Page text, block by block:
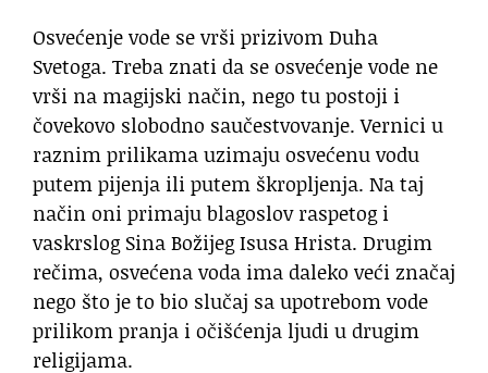
Osvećenje vode se vrši prizivom Duha
Svetoga. Treba znati da se osvećenje vode ne
vrši na magijski način, nego tu postoji i
čovekovo slobodno saučestvovanje. Vernici u
raznim prilikama uzimaju osvećenu vodu
putem pijenja ili putem škropljenja. Na taj
način oni primaju blagoslov raspetog i
vaskrslog Sina Božijeg Isusa Hrista. Drugim
rečima, osvećena voda ima daleko veći značaj
nego što je to bio slučaj sa upotrebom vode
prilikom pranja i očišćenja ljudi u drugim
religijama.